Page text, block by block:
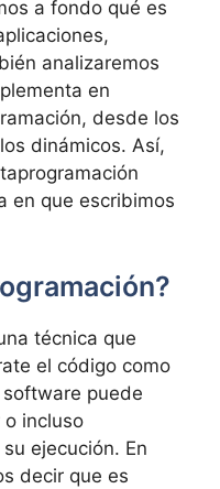
a fondo qué es
analizaremos
en
desde los
dinámicos. Así,
en que escribimos
técnica que
el código como
puede
o incluso
ejecución. En
decir que es